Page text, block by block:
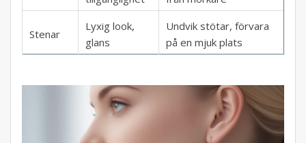
Stenar
Lyxig look,
glans
Undvik stötar, förvara
på en mjuk plats